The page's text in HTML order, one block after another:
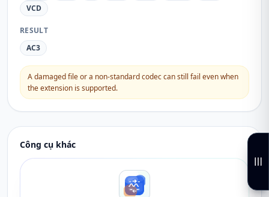
VCD
RESULT
AC3
A damaged file or a non-standard codec can still fail even when
the extension is supported.
Công cụ khác